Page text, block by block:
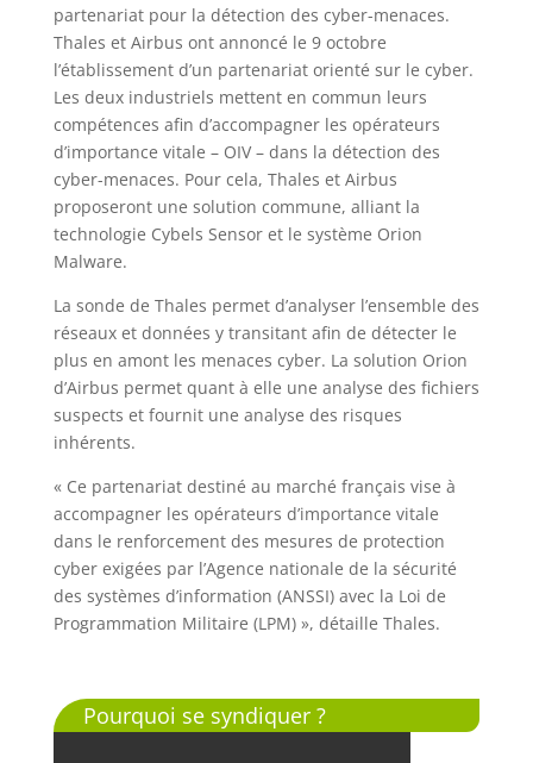
partenariat pour la détection des cyber-menaces.
Thales et Airbus ont annoncé le 9 octobre
l’établissement d’un partenariat orienté sur le cyber.
Les deux industriels mettent en commun leurs
compétences afin d’accompagner les opérateurs
d’importance vitale – OIV – dans la détection des
cyber-menaces. Pour cela, Thales et Airbus
proposeront une solution commune, alliant la
technologie Cybels Sensor et le système Orion
Malware.
La sonde de Thales permet d’analyser l’ensemble des
réseaux et données y transitant afin de détecter le
plus en amont les menaces cyber. La solution Orion
d’Airbus permet quant à elle une analyse des fichiers
suspects et fournit une analyse des risques
inhérents.
« Ce partenariat destiné au marché français vise à
accompagner les opérateurs d’importance vitale
dans le renforcement des mesures de protection
cyber exigées par l’Agence nationale de la sécurité
des systèmes d’information (ANSSI) avec la Loi de
Programmation Militaire (LPM) », détaille Thales.
Pourquoi se syndiquer ?